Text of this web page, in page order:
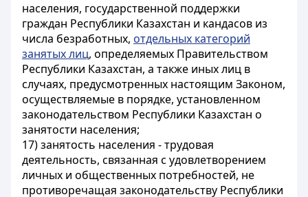
населения, государственной поддержки
граждан Республики Казахстан и кандасов из
числа безработных, отдельных категорий
занятых лиц, определяемых Правительством
Республики Казахстан, а также иных лиц в
случаях, предусмотренных настоящим Законом,
осуществляемые в порядке, установленном
законодательством Республики Казахстан о
занятости населения;
17) занятость населения - трудовая
деятельность, связанная с удовлетворением
личных и общественных потребностей, не
противоречащая законодательству Республики